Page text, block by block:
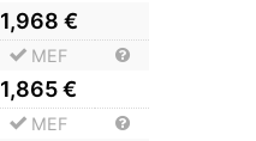
1,968 €
MEF
1,865€
MEF